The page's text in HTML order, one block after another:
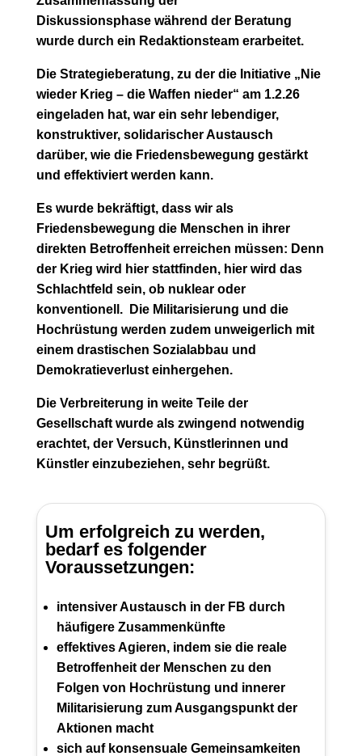
Diskussionsphase während der Beratung
wurde durch ein Redaktionsteam erarbeitet.
Die Strategieberatung, zu der die Initiative „Nie
wieder Krieg – die Waffen nieder“ am 1.2.26
eingeladen hat, war ein sehr lebendiger,
konstruktiver, solidarischer Austausch
darüber, wie die Friedensbewegung gestärkt
und effektiviert werden kann.
Es wurde bekräftigt, dass wir als
Friedensbewegung die Menschen in ihrer
direkten Betroffenheit erreichen müssen: Denn
der Krieg wird hier stattfinden, hier wird das
Schlachtfeld sein, ob nuklear oder
konventionell. Die Militarisierung und die
Hochrüstung werden zudem unweigerlich mit
einem drastischen Sozialabbau und
Demokratieverlust einhergehen.
Die Verbreiterung in weite Teile der
Gesellschaft wurde als zwingend notwendig
erachtet, der Versuch, Künstlerinnen und
Künstler einzubeziehen, sehr begrüßt.
Um erfolgreich zu werden,
bedarf es folgender
Voraussetzungen:
intensiver Austausch in der FB durch
häufigere Zusammenkünfte
effektives Agieren, indem sie die reale
Betroffenheit der Menschen zu den
Folgen von Hochrüstung und innerer
Militarisierung zum Ausgangspunkt der
Aktionen macht
sich auf konsensuale Gemeinsamkeiten